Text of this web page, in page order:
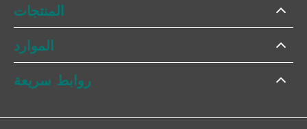
المنتجات
الموارد
روابط سريعة